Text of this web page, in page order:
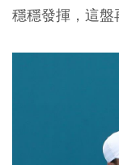
穩穩發揮，這盤